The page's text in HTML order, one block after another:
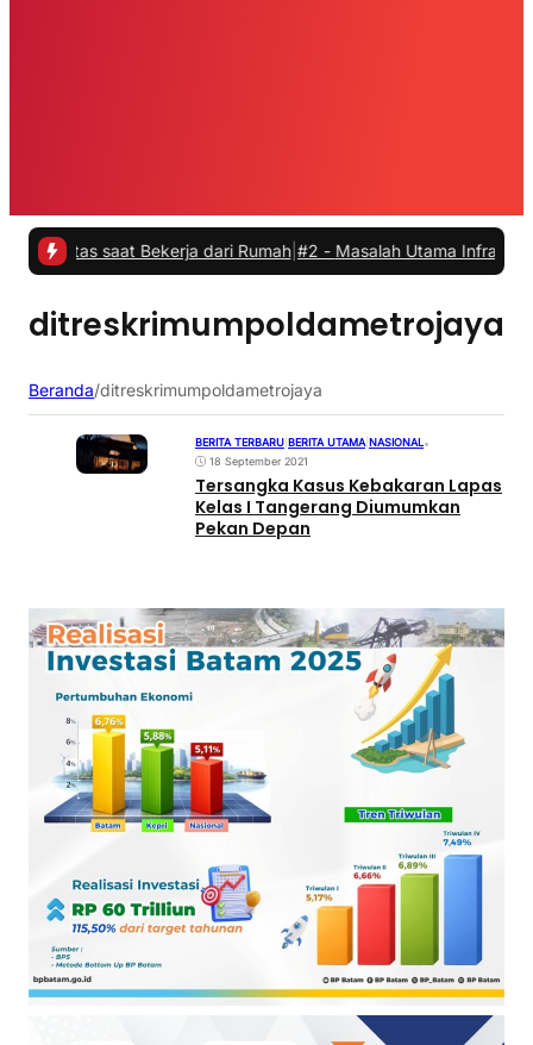
saat Bekerja dari Rumah |#2 -Masalah Utama Infrastruktur
ditreskrimumpoldametrojaya
Beranda/ditreskrimumpoldametrojaya
BERITA TERBARU BERITA UTAMA NASIONAL•
18 September 2021
Tersangka Kasus Kebakaran Lapas
Kelas I Tangerang Diumumkan
Pekan Depan